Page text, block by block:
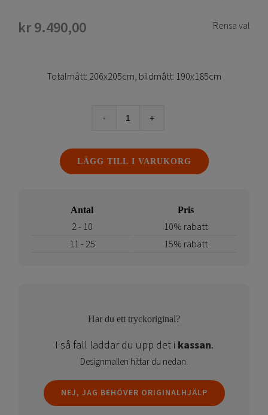
kr9.490,00 Rensa val
Totalmått: 206x205cm, bildmått: 190x185cm
Banderollstativ
EXL
Event
LÄGG TILL I VARUKORG
Antal Pris
2 - 10
10% rabatt
11 - 25
15% rabatt
Har du ett tryckoriginal?
I så fall laddar du upp det i kassan.
Designmallen hittar du nedan.
NEJ, JAG BEHÖVER ORIGINALHJÄLP